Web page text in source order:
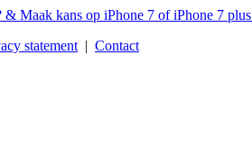
statement | Contact